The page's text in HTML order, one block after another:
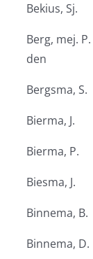
Bekius, Sj.
Berg, mej.
den
Bergsma, S.
Bierma, J.
Bierma, P.
Biesma, J.
Binnema, B.
Binnema, D.